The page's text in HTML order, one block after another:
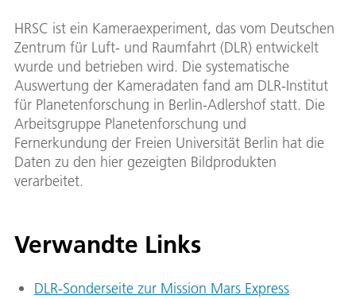
HRSC ist ein Kameraexperiment, das vom Deutschen
Zentrum für Luft- und Raumfahrt (DLR) entwickelt
wurde und betrieben wird. Die systematische
Auswertung der Kameradaten fand am DLR-Institut
für Planetenforschung in Berlin-Adlershof statt. Die
Arbeitsgruppe Planetenforschung und
Fernerkundung der Freien Universität Berlin hat die
Daten zu den hier gezeigten Bildprodukten
verarbeitet.
Verwandte Links
DLR-Sonderseite zur Mission Mars Express